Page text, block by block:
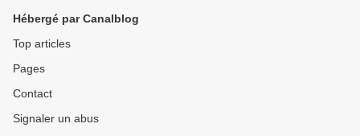
Hébergé par Canalblog
Top articles
Pages
Contact
Signaler un abus